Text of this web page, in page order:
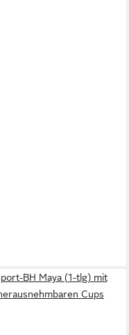
BH Maya (1-tlg) mit
Cups